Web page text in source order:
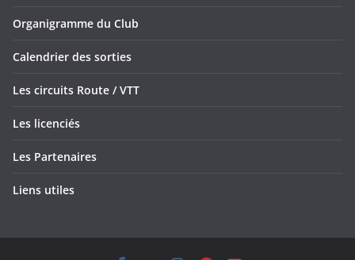
Organigramme du Club
Calendrier des sorties
Les circuits Route / VTT
Les licenciés
Les Partenaires
Liens utiles